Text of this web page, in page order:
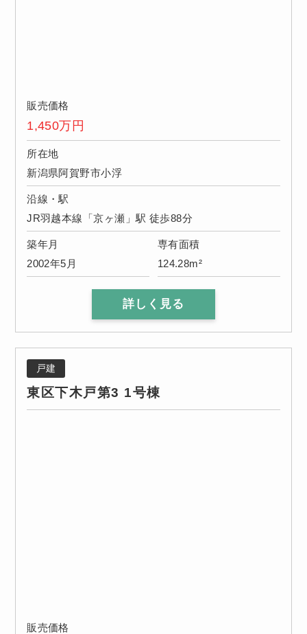
販売価格
1,450万円
所在地
新潟県阿賀野市小浮
沿線・駅
JR羽越本線「京ヶ瀬」駅 徒歩88分
築年月
2002年5月
専有面積
124.28m²
詳しく見る
戸建
東区下木戸第3 1号棟
販売価格